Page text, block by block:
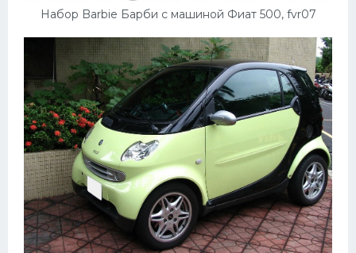
Набор Barbie Барби с машиной Фиат 500, fvr07